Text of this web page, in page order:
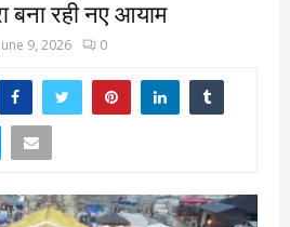
बना रही नए आयाम
June 9, 2026 0